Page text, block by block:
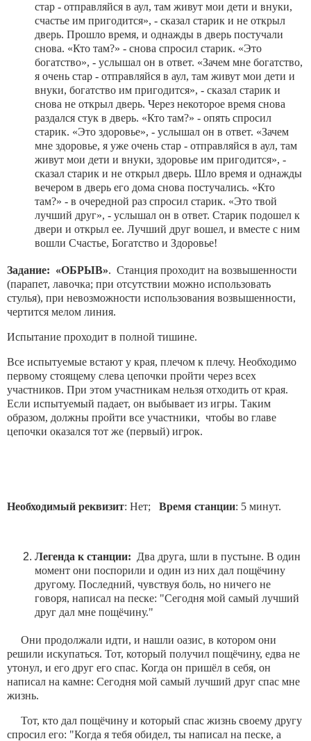
стар - отправляйся в аул, там живут мои дети и внуки,
счастье им пригодится», - сказал старик и не открыл
дверь. Прошло время, и однажды в дверь постучали
снова. «Кто там?» - снова спросил старик. «Это
богатство», - услышал он в ответ. «Зачем мне богатство,
я очень стар - отправляйся в аул, там живут мои дети и
внуки, богатство им пригодится», - сказал старик и
снова не открыл дверь. Через некоторое время снова
раздался стук в дверь. «Кто там?» - опять спросил
старик. «Это здоровье», - услышал он в ответ. «Зачем
мне здоровье, я уже очень стар - отправляйся в аул, там
живут мои дети и внуки, здоровье им пригодится», -
сказал старик и не открыл дверь. Шло время и однажды
вечером в дверь его дома снова постучались. «Кто
там?» - в очередной раз спросил старик. «Это твой
лучший друг», - услышал он в ответ. Старик подошел к
двери и открыл ее. Лучший друг вошел, и вместе с ним
вошли Счастье, Богатство и Здоровье!
Задание: «ОБРЫВ». Станция проходит на возвышенности
(парапет, лавочка; при отсутствии можно использовать
стулья), при невозможности использования возвышенности,
чертится мелом линия.
Испытание проходит в полной тишине.
Все испытуемые встают у края, плечом к плечу. Необходимо
первому стоящему слева цепочки пройти через всех
участников. При этом участникам нельзя отходить от края.
Если испытуемый падает, он выбывает из игры. Таким
образом, должны пройти все участники, чтобы во главе
цепочки оказался тот же (первый) игрок.
Необходимый реквизит: Нет; Время станции: 5 минут.
Легенда к станции: Два друга, шли в пустыне. В один
момент они поспорили и один из них дал пощёчину
другому. Последний, чувствуя боль, но ничего не
говоря, написал на песке: "Сегодня мой самый лучший
друг дал мне пощёчину."
Они продолжали идти, и нашли оазис, в котором они
решили искупаться. Тот, который получил пощёчину, едва не
утонул, и его друг его спас. Когда он пришёл в себя, он
написал на камне: Сегодня мой самый лучший друг спас мне
жизнь.
Тот, кто дал пощёчину и который спас жизнь своему другу
спросил его: "Когда я тебя обидел, ты написал на песке, а